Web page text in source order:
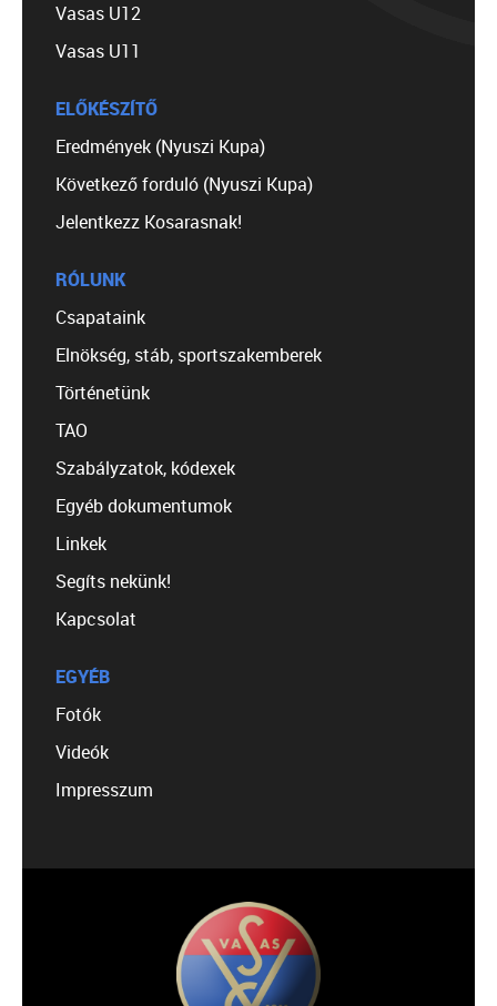
Vasas U12
Vasas U11
ELŐKÉSZÍTŐ
Eredmények (Nyuszi Kupa)
Következő forduló (Nyuszi Kupa)
Jelentkezz Kosarasnak!
RÓLUNK
Csapataink
Elnökség, stáb, sportszakemberek
Történetünk
TAO
Szabályzatok, kódexek
Egyéb dokumentumok
Linkek
Segíts nekünk!
Kapcsolat
EGYÉB
Fotók
Videók
Impresszum